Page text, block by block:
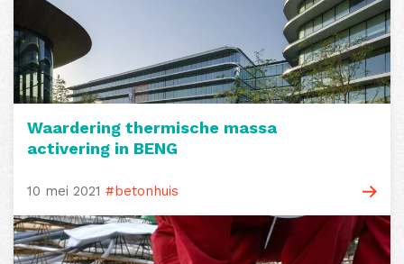
Waardering thermische massa
activering in BENG
10 mei 2021 #betonhuis